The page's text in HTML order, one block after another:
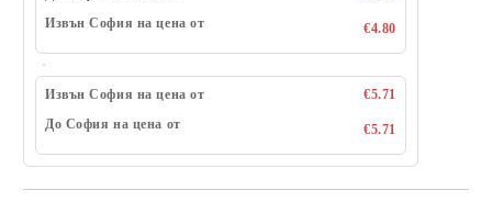
Извън София на цена от
€4.80
Извън София на цена от
€5.71
До София на цена от
€5.71